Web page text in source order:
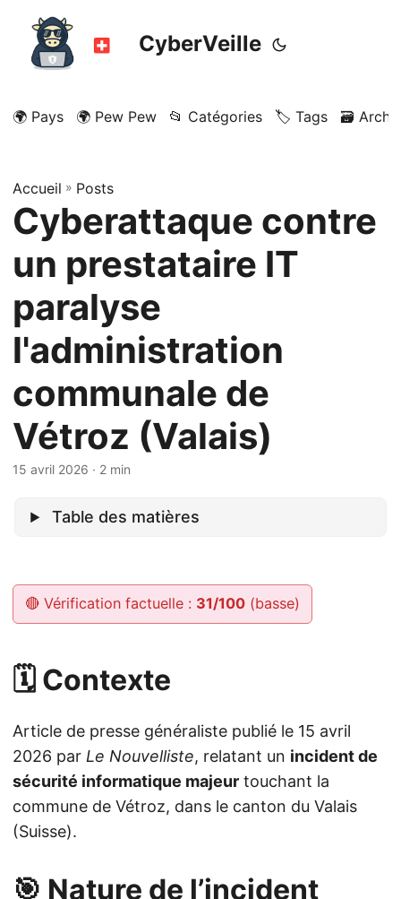
CyberVeille
🌍 Pays 🌍 Pew Pew 📂 Catégories 🏷️ Tags 🗃️
Accueil » Posts
Cyberattaque contre
un prestataire IT
paralyse
l'administration
communale de
Vétroz (Valais)
15 avril 2026 · 2 min
Table des matières
🔴 Vérification factuelle : 31/100(basse)
🗓️ Contexte
Article de presse généraliste publié le 15 avril
2026 par Le Nouvelliste, relatant un incident de
sécurité informatique majeur touchant la
commune de Vétroz, dans le canton du Valais
(Suisse).
🎯 Nature de l’incident